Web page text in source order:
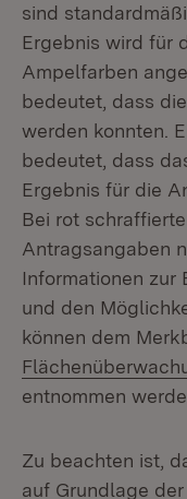
sind
Ergebnis wird für
Ampelfarben
bedeutet, dass
werden konnten.
bedeutet, dass
Ergebnis für die
Bei rot
Antragsangaben
Informationen zur
und den
können dem
entnommen
Zu beachten ist,
auf Grundlage